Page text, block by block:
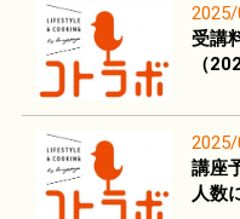
受講
（
講座
人数